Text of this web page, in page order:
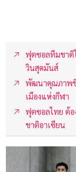
ฟุตซอลทีมชาติ
วินสุดมันส์
พัฒนาคุณภาพชี
เมืองแห่งกีฬา
ฟุตซอลไทย ต้
ชาติอาเซียน